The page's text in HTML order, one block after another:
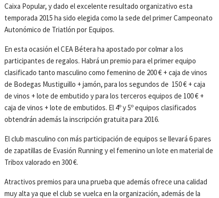
Caixa Popular, y dado el excelente resultado organizativo esta
temporada 2015 ha sido elegida como la sede del primer Campeonato
Autonómico de Triatlón por Equipos.
En esta ocasión el CEA Bétera ha apostado por colmar a los
participantes de regalos. Habrá un premio para el primer equipo
clasificado tanto masculino como femenino de 200 € + caja de vinos
de Bodegas Mustiguillo + jamón, para los segundos de 150 € + caja
de vinos + lote de embutido y para los terceros equipos de 100 € +
caja de vinos + lote de embutidos. El 4º y 5º equipos clasificados
obtendrán además la inscripción gratuita para 2016.
El club masculino con más participación de equipos se llevará 6 pares
de zapatillas de Evasión Running y el femenino un lote en material de
Tribox valorado en 300 €.
Atractivos premios para una prueba que además ofrece una calidad
muy alta ya que el club se vuelca en la organización, además de la